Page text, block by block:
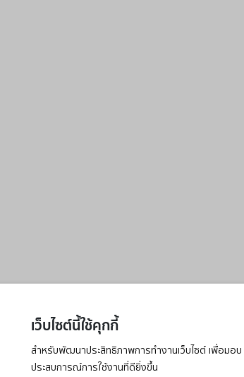
เว็บไซต์นี้ใช้คุกกี้
สำหรับพัฒนาประสิทธิภาพการทำงานเว็บไซต์ เพื่อมอบ
ประสบการณ์การใช้งานที่ดียิ่งขึ้น
has occurred while loading